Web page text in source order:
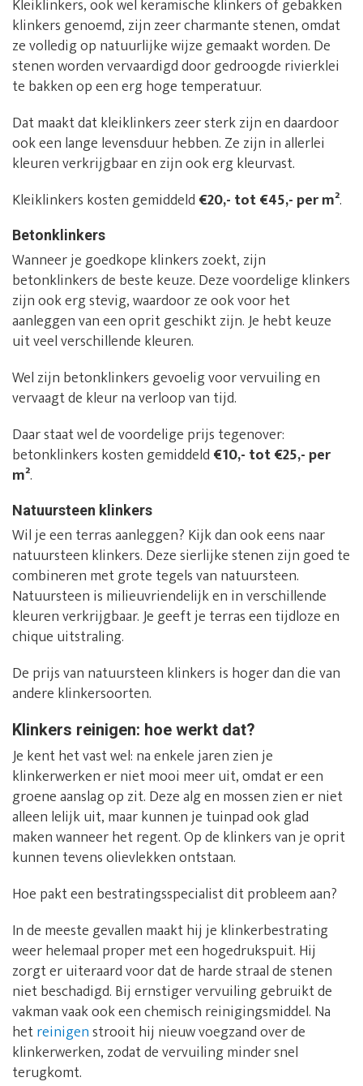
Kleiklinkers, ook wel keramische klinkers of gebakken
klinkers genoemd, zijn zeer charmante stenen, omdat
ze volledig op natuurlijke wijze gemaakt worden. De
stenen worden vervaardigd door gedroogde rivierklei
te bakken op een erg hoge temperatuur.
Dat maakt dat kleiklinkers zeer sterk zijn en daardoor
ook een lange levensduur hebben. Ze zijn in allerlei
kleuren verkrijgbaar en zijn ook erg kleurvast.
Kleiklinkers kosten gemiddeld €20,- tot €45,- per m².
Betonklinkers
Wanneer je goedkope klinkers zoekt, zijn
betonklinkers de beste keuze. Deze voordelige klinkers
zijn ook erg stevig, waardoor ze ook voor het
aanleggen van een oprit geschikt zijn. Je hebt keuze
uit veel verschillende kleuren.
Wel zijn betonklinkers gevoelig voor vervuiling en
vervaagt de kleur na verloop van tijd.
Daar staat wel de voordelige prijs tegenover:
betonklinkers kosten gemiddeld €10,- tot €25,- per
m².
Natuursteen klinkers
Wil je een terras aanleggen? Kijk dan ook eens naar
natuursteen klinkers. Deze sierlijke stenen zijn goed te
combineren met grote tegels van natuursteen.
Natuursteen is milieuvriendelijk en in verschillende
kleuren verkrijgbaar. Je geeft je terras een tijdloze en
chique uitstraling.
De prijs van natuursteen klinkers is hoger dan die van
andere klinkersoorten.
Klinkers reinigen: hoe werkt dat?
Je kent het vast wel: na enkele jaren zien je
klinkerwerken er niet mooi meer uit, omdat er een
groene aanslag op zit. Deze alg en mossen zien er niet
alleen lelijk uit, maar kunnen je tuinpad ook glad
maken wanneer het regent. Op de klinkers van je oprit
kunnen tevens olievlekken ontstaan.
Hoe pakt een bestratingsspecialist dit probleem aan?
In de meeste gevallen maakt hij je klinkerbestrating
weer helemaal proper met een hogedrukspuit. Hij
zorgt er uiteraard voor dat de harde straal de stenen
niet beschadigd. Bij ernstiger vervuiling gebruikt de
vakman vaak ook een chemisch reinigingsmiddel. Na
hetreinigenstrooit hij nieuw voegzand over de
klinkerwerken, zodat de vervuiling minder snel
terugkomt.